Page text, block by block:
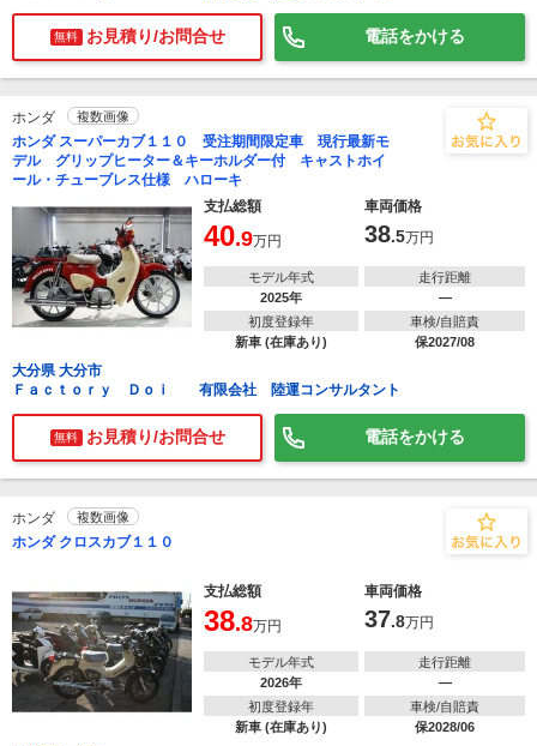
無料 お見積り/お問合せ 電話をかける
ホンダ 複数画像
ホンダ スーパーカブ１１０ 受注期間限定車 現行最新モ
デル グリップヒーター＆キーホルダー付 キャストホイ
ール・チューブレス仕様 ハローキ
支払総額
車両価格
40.9万円 38.5万円
モデル年式
2025年
走行距離
―
初度登録年
新車 (在庫あり)
車検/自賠責
保2027/08
大分県 大分市
Ｆａｃｔｏｒｙ Ｄｏｉ 有限会社 陸運コンサルタント
無料 お見積り/お問合せ 電話をかける
ホンダ 複数画像
ホンダ クロスカブ１１０
支払総額 車両価格
38.8万円 37.8万円
モデル年式
2026年
走行距離
―
初度登録年
新車 (在庫あり)
車検/自賠責
保2028/06